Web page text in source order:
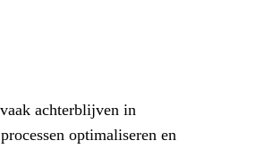
achterblijven in
optimaliseren en